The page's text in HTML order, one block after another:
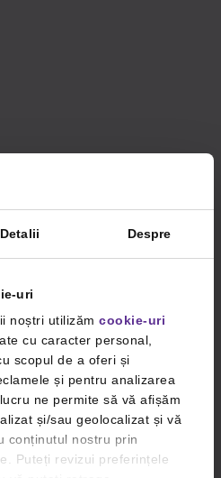
Detalii Despre
uri
noștri utilizăm cookie-uri
cu caracter personal,
scopul de a oferi și
și pentru analizarea
ne permite să vă afișăm
și/sau geolocalizat și vă
conținutul nostru prin
Puteți revizui preferințele